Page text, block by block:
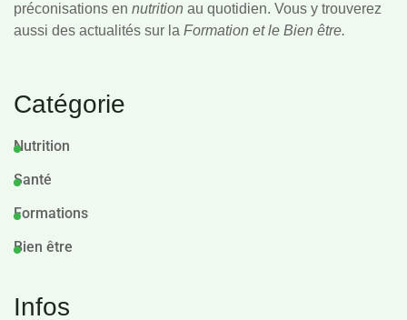
préconisations en nutrition au quotidien. Vous y trouverez
aussi des actualités sur la Formation et le Bien être.
Catégorie
Nutrition
Santé
Formations
Bien être
Infos